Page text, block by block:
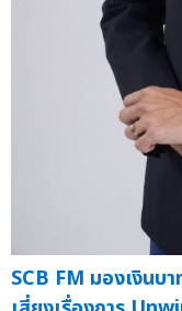
SCB FM มองเงินบ